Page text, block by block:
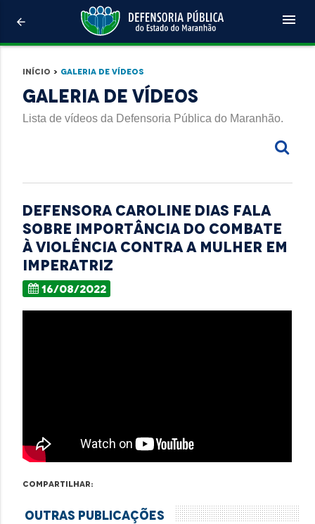
arrow_back menu
Início > Galeria de Vídeos
Galeria de Vídeos
Lista de vídeos da Defensoria Pública do Maranhão.
Defensora Caroline Dias fala
sobre importância do combate
à violência contra a mulher em
Imperatriz
16/08/2022
Compartilhar:
Outras Publicações